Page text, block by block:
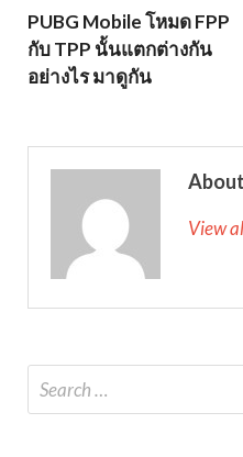
PUBG Mobile โหมด FPP
กับ TPP นั้นแตกต่างกัน
อย่างไร มาดูกัน
View